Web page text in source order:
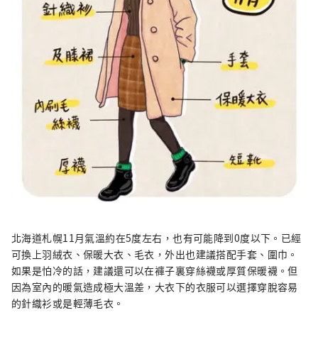
北海道札幌11月氣溫約在5度左右，也有可能降到0度以下。已經
可換上羽絨衣、保暖大衣、毛衣，外出也建議搭配手套、圍巾。
如果是怕冷的話，建議還可以在褲子裏穿絲襪或厚質保暖襪。但
因為室內的暖氣造成極大溫差，大衣下的衣服可以選擇穿脫容易
的針織衫或是輕薄毛衣。